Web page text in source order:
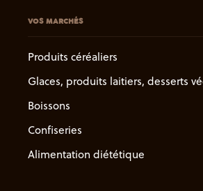
VOS MARCHÉS
Produits céréaliers
Glaces, produits laitiers, desserts
Boissons
Confiseries
Alimentation diététique